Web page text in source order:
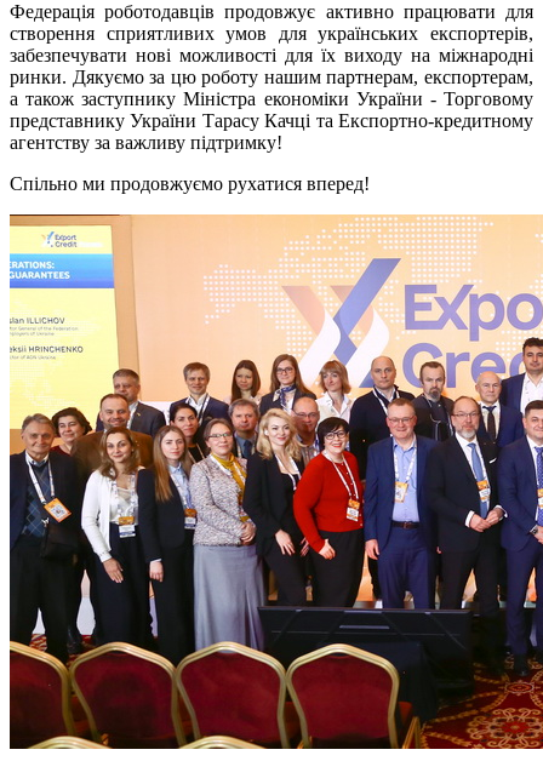
Федерація роботодавців продовжує активно працювати для
створення сприятливих умов для українських експортерів,
забезпечувати нові можливості для їх виходу на міжнародні
ринки. Дякуємо за цю роботу нашим партнерам, експортерам,
а також заступнику Міністра економіки України - Торговому
представнику України Тарасу Качці та Експортно-кредитному
агентству за важливу підтримку!
Спільно ми продовжуємо рухатися вперед!